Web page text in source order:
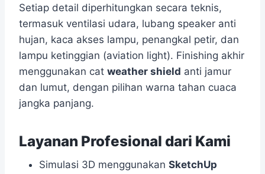
Setiap detail diperhitungkan secara teknis,
termasuk ventilasi udara, lubang speaker anti
hujan, kaca akses lampu, penangkal petir, dan
lampu ketinggian (aviation light). Finishing akhir
menggunakan cat weather shield anti jamur
dan lumut, dengan pilihan warna tahan cuaca
jangka panjang.
Layanan Profesional dari Kami
Simulasi 3D menggunakan SketchUp